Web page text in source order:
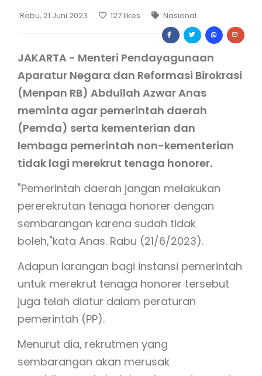
Rabu, 21 Juni 2023 127likes Nasional
JAKARTA - Menteri Pendayagunaan
Aparatur Negara dan Reformasi Birokrasi
(Menpan RB) Abdullah Azwar Anas
meminta agar pemerintah daerah
(Pemda) serta kementerian dan
lembaga pemerintah non-kementerian
tidak lagi merekrut tenaga honorer.
"Pemerintah daerah jangan melakukan
pererekrutan tenaga honorer dengan
sembarangan karena sudah tidak
boleh,"kata Anas. Rabu (21/6/2023).
Adapun larangan bagi instansi pemerintah
untuk merekrut tenaga honorer tersebut
juga telah diatur dalam peraturan
pemerintah (PP).
Menurut dia, rekrutmen yang
sembarangan akan merusak